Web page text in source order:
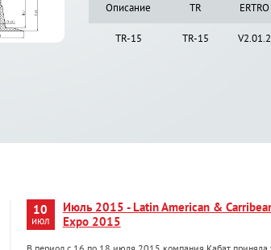
Описание TR ERTRO
TR-15 TR-15 V2.01.2
10
июл
Июль 2015 - Latin American &
Expo 2015